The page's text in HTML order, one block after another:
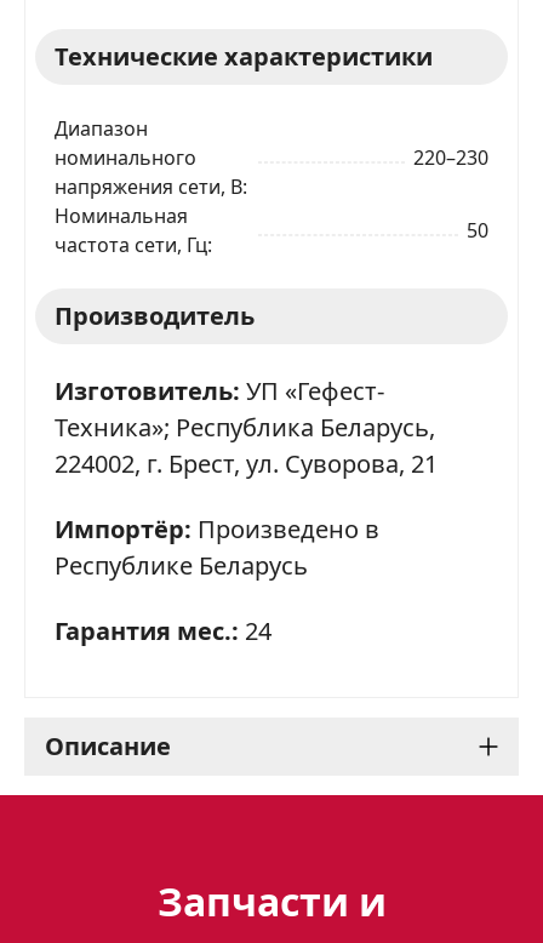
Технические характеристики
Диапазон
номинального
напряжения сети, В
220–230
Номинальная
частота сети, Гц
50
Производитель
Изготовитель: УП «Гефест-
Техника»; Республика Беларусь,
224002, г. Брест, ул. Суворова, 21
Импортёр: Произведено в
Республике Беларусь
Гарантия мес.: 24
Описание
Запчасти и